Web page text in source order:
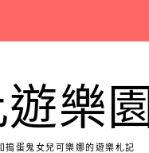
樂園
搗蛋鬼女兒可樂娜的遊樂札記